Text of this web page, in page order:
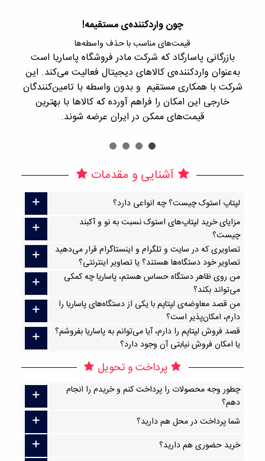
چون واردکننده‌ی مستقیمه!
قیمت‌های مناسب با حذف واسطه‌ها
بازرگانی پاسارگاد که شرکت مادر فروشگاه پاساریا است
به‌عنوان واردکننده‌ی کالاهای دیجیتال فعالیت می‌کند. این
شرکت با همکاری مستقیم و بدون واسطه با تامین‌کنندگان
خارجی این امکان را فراهم آورده که کالاها با بهترین
قیمت‌های ممکن در ایران عرضه شوند.
آشنایی و مقدمات
لپتاپ استوک چیست؟ چه انواعی دارد؟
مزایای خرید لپتاپ‌های استوک نسبت به نو و آکبند
چیست؟
تصاویری که در سایت و تلگرام و اینستاگرام قرار می‌دهید
تصاویر خود دستگاه‌ها هستند؟ یا تصاویر اینترنتی؟
من روی ظاهر دستگاه حساس هستم، پاساریا چه کمکی
می‌تواند بکند؟
من قصد معاوضه‌ی لپتاپم با یکی از دستگاه‌های پاساریا را
دارم، امکان‌پذیر است؟
قصد فروش لپتاپم را دارم، آیا می‌توانم به پاساریا بفروشم؟
یا امکان فروش نیابتی آن وجود دارد؟
پرداخت و تحویل
چطور وجه محصولات را پرداخت کنم و خریدم را انجام
دهم؟
شما پرداخت در محل هم دارید؟
خرید حضوری هم دارید؟